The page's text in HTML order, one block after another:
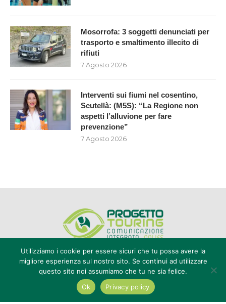
Mosorrofa: 3 soggetti denunciati per
trasporto e smaltimento illecito di
rifiuti
7 Agosto 2026
Interventi sui fiumi nel cosentino,
Scutellà: (M5S): “La Regione non
aspetti l’alluvione per fare
prevenzione”
7 Agosto 2026
Editore Progetto Touring srl - iscrizione al ROC n°20616 - P.IVA e CF
02636800803 - Reg. Tribunale Reggio Calabria n° 04/1976 -
redazione@touring104.it
@2022 - All Right Reserved. Designed and Developed byAuranex|
Utilizziamo i cookie per essere sicuri che tu possa avere la
migliore esperienza sul nostro sito. Se continui ad utilizzare
questo sito noi assumiamo che tu ne sia felice.
Ok
Privacy policy